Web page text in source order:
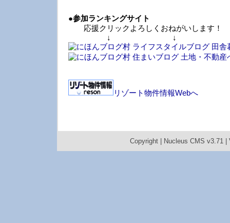
●参加ランキングサイト
応援クリックよろしくおねがいします！
↓ ↓
リゾート物件情報Webへ
Copyright | Nucleus CMS v3.71